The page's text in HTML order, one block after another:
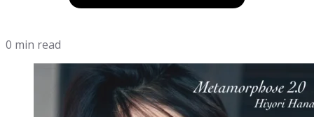
0 min read